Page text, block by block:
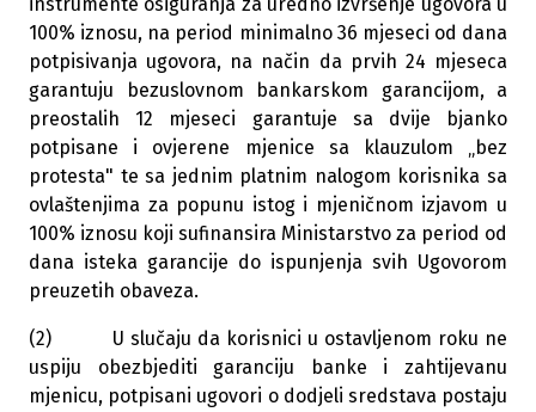
100% iznosu, na period minimalno 36 mjeseci od dana
potpisivanja ugovora, na način da prvih 24 mjeseca
garantuju bezuslovnom bankarskom garancijom, a
preostalih 12 mjeseci garantuje sa dvije bjanko
potpisane i ovjerene mjenice sa klauzulom „bez
protesta" te sa jednim platnim nalogom korisnika sa
ovlaštenjima za popunu istog i mjeničnom izjavom u
100% iznosu koji sufinansira Ministarstvo za period od
dana isteka garancije do ispunjenja svih Ugovorom
preuzetih obaveza.
(2) U slučaju da korisnici u ostavljenom roku ne
uspiju obezbjediti garanciju banke i zahtijevanu
mjenicu, potpisani ugovori o dodjeli sredstava postaju